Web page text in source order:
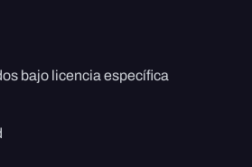
bajo licencia específica